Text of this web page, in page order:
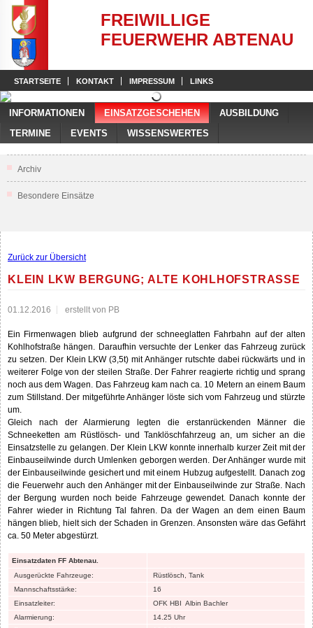
FREIWILLIGE
FEUERWEHR ABTENAU
STARTSEITE KONTAKT IMPRESSUM LINKS
INFORMATIONEN EINSATZGESCHEHEN
AUSBILDUNG
TERMINE
EVENTS WISSENSWERTES
Archiv
Besondere Einsätze
KLEIN LKW BERGUNG; ALTE KOHLHOFSTRASSE
Ein Firmenwagen blieb aufgrund der schneeglatten Fahrbahn auf der alten